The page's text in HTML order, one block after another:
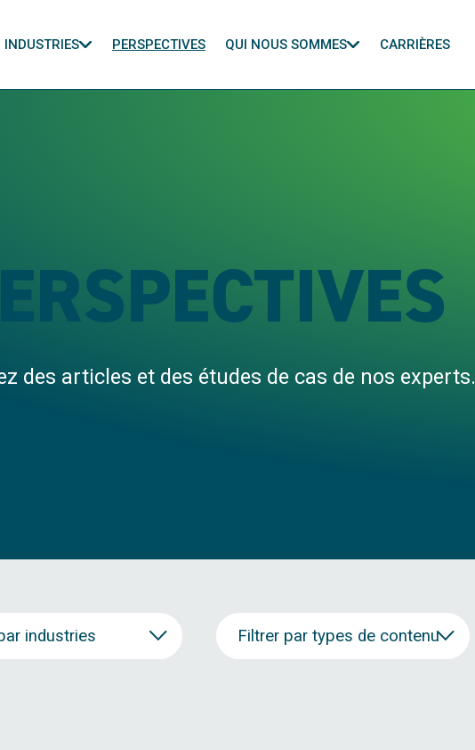
INDUSTRIES PERSPECTIVES QUI NOUS SOMMES CARRIÈRES
des articles et des études de cas de nos experts.
industries Filtrer par types de contenu